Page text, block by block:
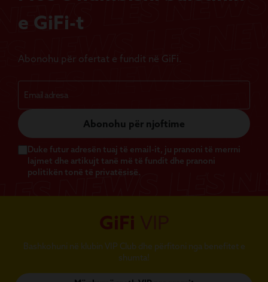
e GiFi-t
Abonohu për ofertat e fundit në GiFi.
Abonohu për njoftime
Duke futur adresën tuaj të email-it, ju pranoni të merrni
lajmet dhe artikujt tanë më të fundit dhe pranoni
politikën tonë të privatësisë.
GiFi
Bashkohuni në klubin VIP Club dhe përfitoni nga benefitet e
shumta!